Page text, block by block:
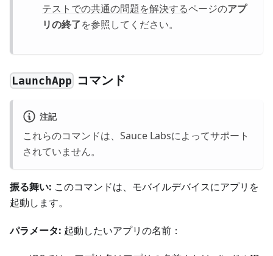
テストでの共通の問題を解決するページのアプ
リの終了を参照してください。
LaunchApp コマンド
注記
これらのコマンドは、Sauce Labsによってサポート
されていません。
振る舞い: このコマンドは、モバイルデバイスにアプリを
起動します。
パラメータ: 起動したいアプリの名前：